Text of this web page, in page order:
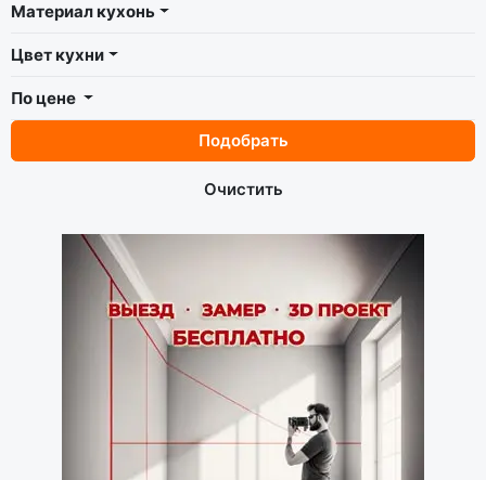
Материал кухонь
Цвет кухни
По цене
Подобрать
Очистить